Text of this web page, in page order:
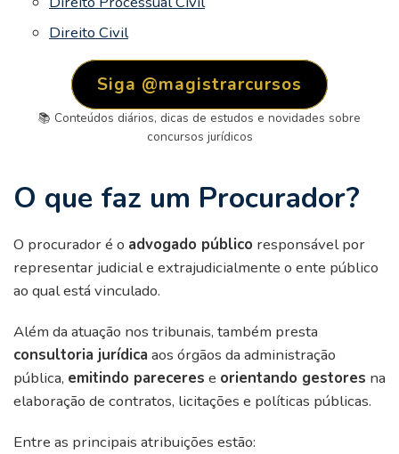
Direito Civil
Siga @magistrarcursos
📚 Conteúdos diários, dicas de estudos e novidades sobre
concursos jurídicos
O que faz um Procurador?
O procurador é o advogado público responsável por
representar judicial e extrajudicialmente o ente público
ao qual está vinculado.
Além da atuação nos tribunais, também presta
consultoria jurídica aos órgãos da administração
pública, emitindo pareceres e orientando gestores na
elaboração de contratos, licitações e políticas públicas.
Entre as principais atribuições estão: